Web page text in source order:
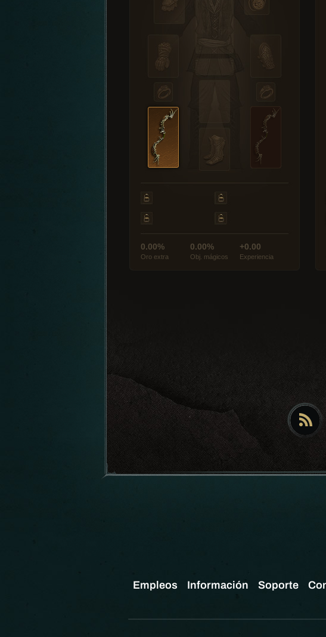
0.00%
Oro extra
0.00%
Obj. mágicos
+0.00
Experiencia